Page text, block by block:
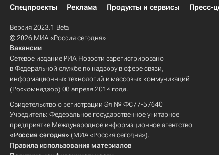
Спецпроекты
Реклама Продукты и сервисы Пресс-
Версия 2023.1 Beta
© 2026 МИА «Россия сегодня»
Вакансии
Сетевое издание РИА Новости зарегистрировано
в Федеральной службе по надзору в сфере связи,
информационных технологий и массовых коммуникаций
(Роскомнадзор) 08 апреля 2014 года.
Свидетельство о регистрации Эл № ФС77-57640
Учредитель: Федеральное государственное унитарное
предприятие Международное информационное агентство
«Россия сегодня» (МИА «Россия сегодня»).
Правила использования материалов